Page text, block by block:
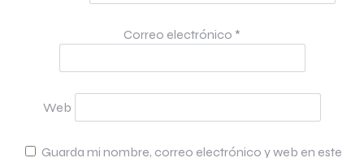
Correo electrónico *
Web
Guarda mi nombre, correo electrónico y web en este